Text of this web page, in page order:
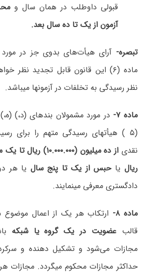
قبولی داوطلب در همان سال و
آزمون از یک تا ده سال بعد.
تبصره- آرای هیأت‌های بدوی جز در
ماده (۶) این قانون قابل تجدید نظر
نظر رسیدگی به تخلفات در آزمونها میباشد.
ماده ۷-
در مورد مشمولان بندهای (د،)
(۵ ) هیأتهای رسیدگی متهم را برای
نقدی
ریال یاحبس از یک تا پنج سال یا هر
دادگستری معرفی مینمایند.
ماده ۸-
قالبعضویت در یک گروه یا شبکه
مجازات می‌شود و تشکیل دهنده و
حداکثر مجازات محکوم میگردد. مجازات